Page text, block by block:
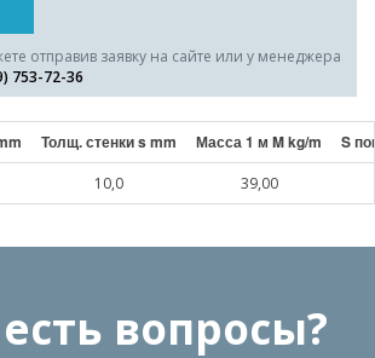
отправив заявку на сайте или у менеджера
753-72-36
Толщ. стенки s mm Масса 1 м M kg/m S
10,0 39,00
вопросы?